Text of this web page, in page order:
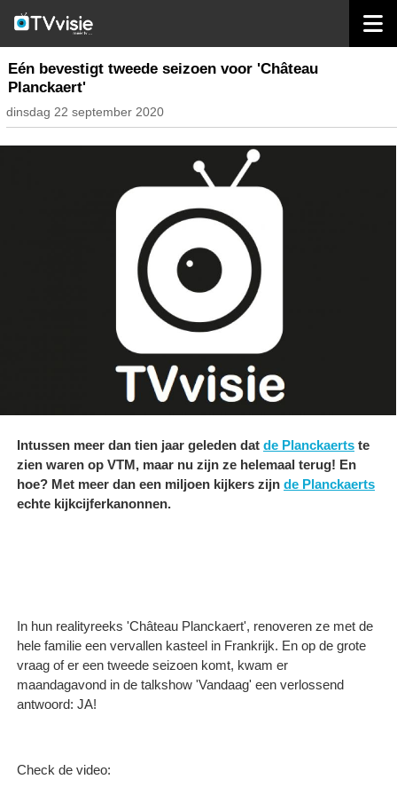
nieuws belgië
Eén bevestigt tweede seizoen voor 'Château
Planckaert'
dinsdag 22 september 2020
Intussen meer dan tien jaar geleden dat de Planckaerts te
zien waren op VTM, maar nu zijn ze helemaal terug! En
hoe? Met meer dan een miljoen kijkers zijn de Planckaerts
echte kijkcijferkanonnen.
In hun realityreeks 'Château Planckaert', renoveren ze met de
hele familie een vervallen kasteel in Frankrijk. En op de grote
vraag of er een tweede seizoen komt, kwam er
maandagavond in de talkshow 'Vandaag' een verlossend
antwoord: JA!
Check de video: